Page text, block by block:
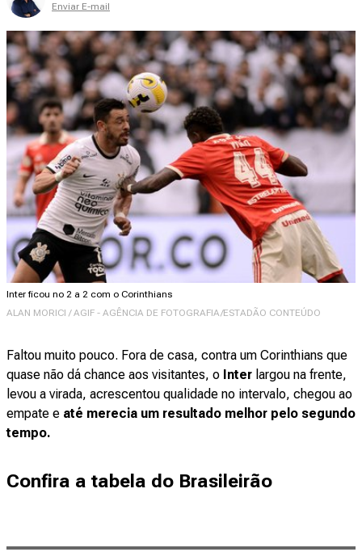
Enviar E-mail
Inter ficou no 2 a 2 com o Corinthians
ALAN MORICI / AGIF - AGÊNCIA DE FOTOGRAFIA/ESTADÃO CONTEÚDO
Faltou muito pouco. Fora de casa, contra um Corinthians que
quase não dá chance aos visitantes, o Inter largou na frente,
levou a virada, acrescentou qualidade no intervalo, chegou ao
empate e até merecia um resultado melhor pelo segundo
tempo.
Confira a tabela do Brasileirão